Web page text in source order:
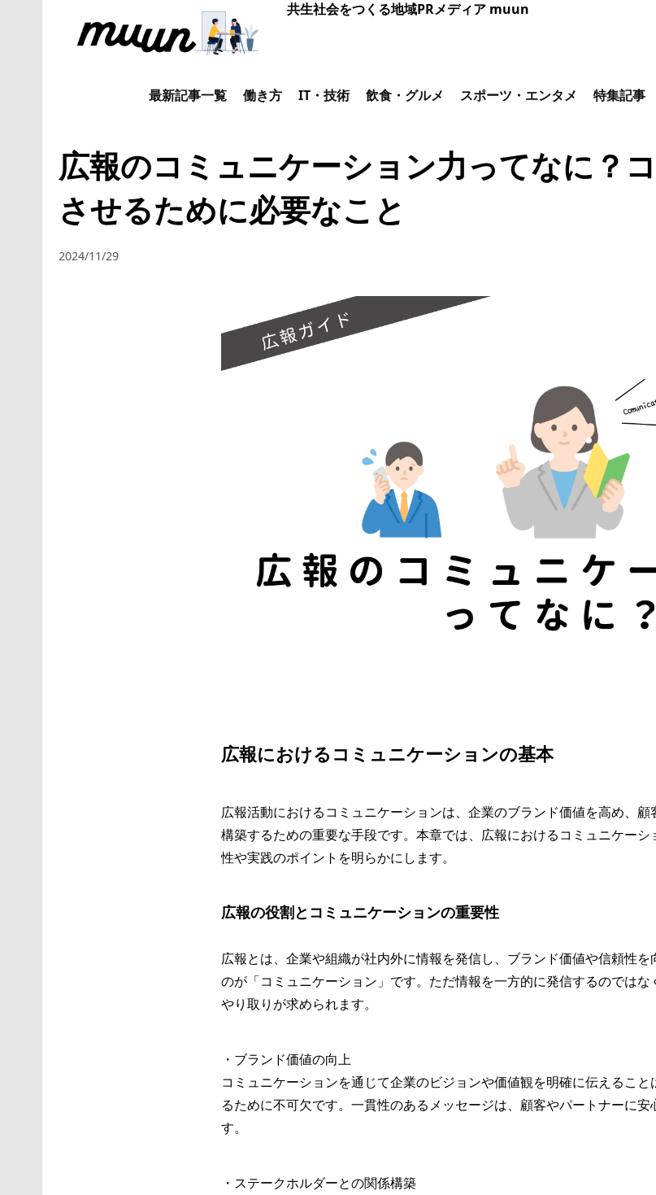
共生社会をつくる地域PRメディア muun
最新記事一覧 働き方 IT・技術 飲食・グルメ スポーツ・エンタメ 特集記事
広報のコミュニケーション力ってなに？
させるために必要なこと
2024/11/29
広報におけるコミュニケーションの基本
広報活動におけるコミュニケーションは、企業のブランド価値を高め、
構築するための重要な手段です。本章では、広報におけるコミュニケー
性や実践のポイントを明らかにします。
広報の役割とコミュニケーションの重要性
広報とは、企業や組織が社内外に情報を発信し、ブランド価値や信頼性
のが「コミュニケーション」です。ただ情報を一方的に発信するのでは
やり取りが求められます。
・ブランド価値の向上
コミュニケーションを通じて企業のビジョンや価値観を明確に伝えるこ
るために不可欠です。一貫性のあるメッセージは、顧客やパートナーに
す。
・ステークホルダーとの関係構築